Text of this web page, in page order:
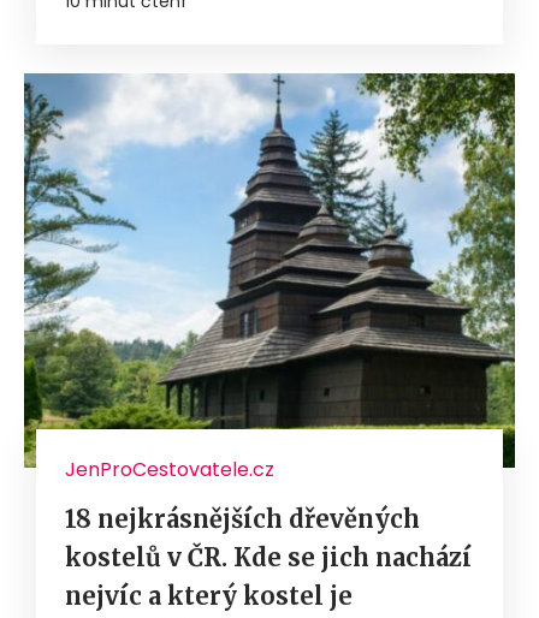
JenProCestovatele.cz
18 nejkrásnějších dřevěných
kostelů v ČR. Kde se jich nachází
nejvíc a který kostel je